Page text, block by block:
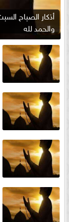
والحمد لله